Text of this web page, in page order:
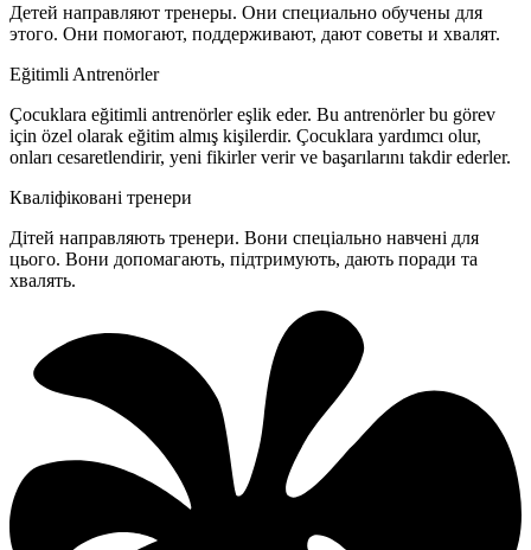
Детей направляют тренеры. Они специально обучены для
этого. Они помогают, поддерживают, дают советы и хвалят.
Eğitimli Antrenörler
Çocuklara eğitimli antrenörler eşlik eder. Bu antrenörler bu görev
için özel olarak eğitim almış kişilerdir. Çocuklara yardımcı olur,
onları cesaretlendirir, yeni fikirler verir ve başarılarını takdir ederler.
Кваліфіковані тренери
Дітей направляють тренери. Вони спеціально навчені для
цього. Вони допомагають, підтримують, дають поради та
хвалять.